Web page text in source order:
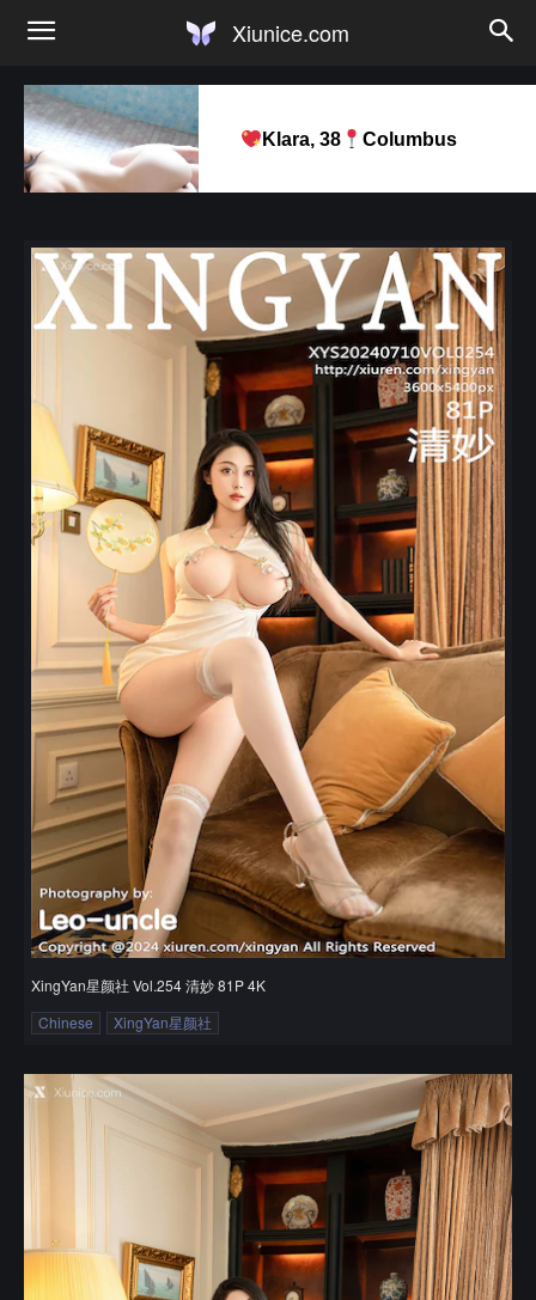
Xiunice.com
Klara, 38 Columbus
XingYan星颜社 Vol.254 清妙 81P 4K
Chinese
XingYan星颜社